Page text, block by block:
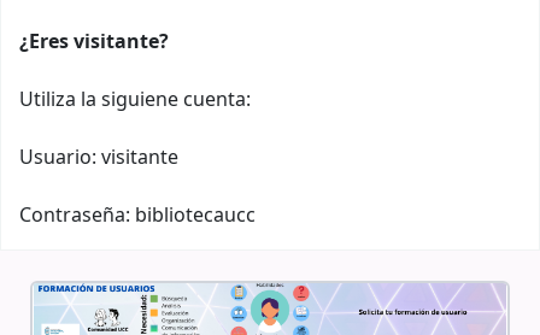
¿Eres visitante?
Utiliza la siguiene cuenta:
Usuario: visitante
Contraseña: bibliotecaucc